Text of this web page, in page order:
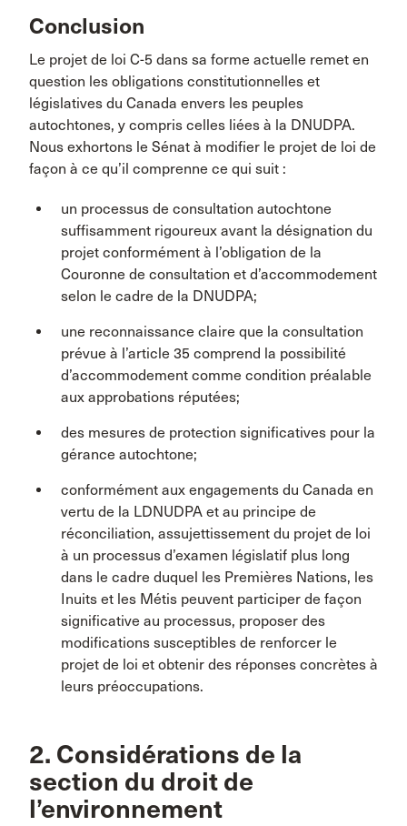
Conclusion
Le projet de loi C-5 dans sa forme actuelle remet en
question les obligations constitutionnelles et
législatives du Canada envers les peuples
autochtones, y compris celles liées à la DNUDPA.
Nous exhortons le Sénat à modifier le projet de loi de
façon à ce qu’il comprenne ce qui suit :
un processus de consultation autochtone
suffisamment rigoureux avant la désignation du
projet conformément à l’obligation de la
Couronne de consultation et d’accommodement
selon le cadre de la DNUDPA;
une reconnaissance claire que la consultation
prévue à l’article 35 comprend la possibilité
d’accommodement comme condition préalable
aux approbations réputées;
des mesures de protection significatives pour la
gérance autochtone;
conformément aux engagements du Canada en
vertu de la LDNUDPA et au principe de
réconciliation, assujettissement du projet de loi
à un processus d’examen législatif plus long
dans le cadre duquel les Premières Nations, les
Inuits et les Métis peuvent participer de façon
significative au processus, proposer des
modifications susceptibles de renforcer le
projet de loi et obtenir des réponses concrètes à
leurs préoccupations.
2. Considérations de la
section du droit de
l’environnement